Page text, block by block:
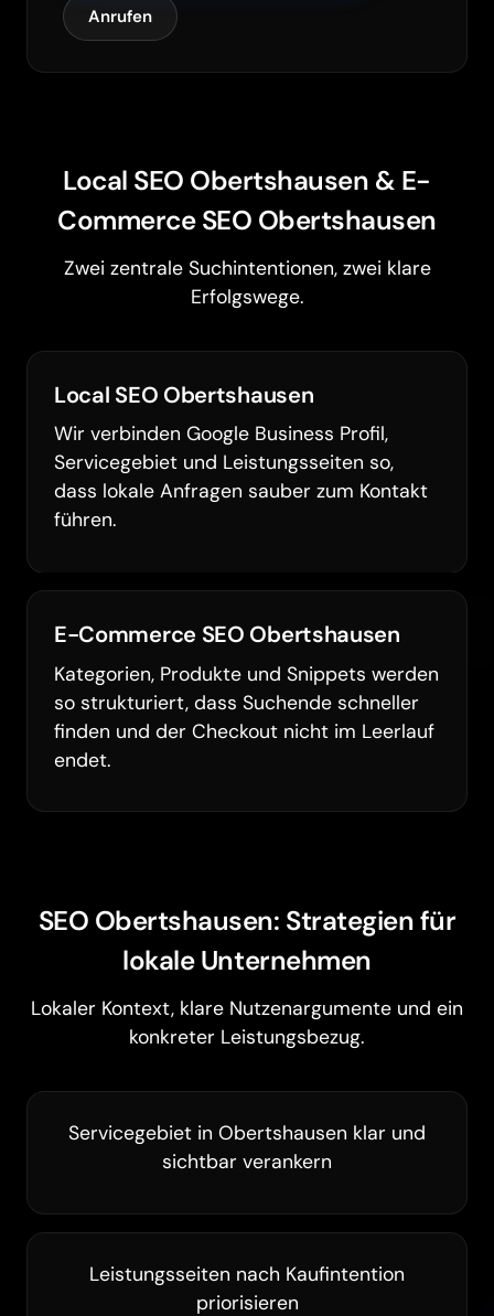
Anrufen
Local SEO Obertshausen & E-
Commerce SEO Obertshausen
Zwei zentrale Suchintentionen, zwei klare
Erfolgswege.
Local SEO Obertshausen
Wir verbinden Google Business Profil,
Servicegebiet und Leistungsseiten so,
dass lokale Anfragen sauber zum Kontakt
führen.
E-Commerce SEO Obertshausen
Kategorien, Produkte und Snippets werden
so strukturiert, dass Suchende schneller
finden und der Checkout nicht im Leerlauf
endet.
SEO Obertshausen: Strategien für
lokale Unternehmen
Lokaler Kontext, klare Nutzenargumente und ein
konkreter Leistungsbezug.
Servicegebiet in Obertshausen klar und
sichtbar verankern
Leistungsseiten nach Kaufintention
priorisieren